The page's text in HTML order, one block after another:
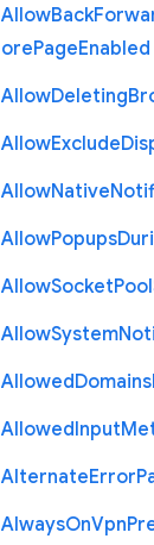
AllowBack
orePageEnabled
AllowDeleting
AllowExclude
AllowNative
AllowPopups
AllowSocketPool
AllowSystem
AllowedDomains
AllowedInput
AlternateError
AlwaysOnVpn